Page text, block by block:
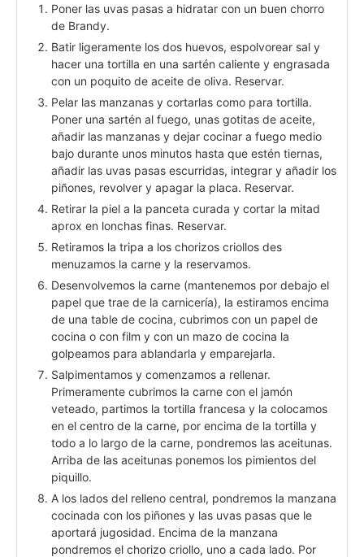
Poner las uvas pasas a hidratar con un buen chorro
de Brandy.
Batir ligeramente los dos huevos, espolvorear sal y
hacer una tortilla en una sartén caliente y engrasada
con un poquito de aceite de oliva. Reservar.
Pelar las manzanas y cortarlas como para tortilla.
Poner una sartén al fuego, unas gotitas de aceite,
añadir las manzanas y dejar cocinar a fuego medio
bajo durante unos minutos hasta que estén tiernas,
añadir las uvas pasas escurridas, integrar y añadir los
piñones, revolver y apagar la placa. Reservar.
Retirar la piel a la panceta curada y cortar la mitad
aprox en lonchas finas. Reservar.
Retiramos la tripa a los chorizos criollos des
menuzamos la carne y la reservamos.
Desenvolvemos la carne (mantenemos por debajo el
papel que trae de la carnicería), la estiramos encima
de una table de cocina, cubrimos con un papel de
cocina o con film y con un mazo de cocina la
golpeamos para ablandarla y emparejarla.
Salpimentamos y comenzamos a rellenar.
Primeramente cubrimos la carne con el jamón
veteado, partimos la tortilla francesa y la colocamos
en el centro de la carne, por encima de la tortilla y
todo a lo largo de la carne, pondremos las aceitunas.
Arriba de las aceitunas ponemos los pimientos del
piquillo.
A los lados del relleno central, pondremos la manzana
cocinada con los piñones y las uvas pasas que le
aportará jugosidad. Encima de la manzana
pondremos el chorizo criollo, uno a cada lado. Por